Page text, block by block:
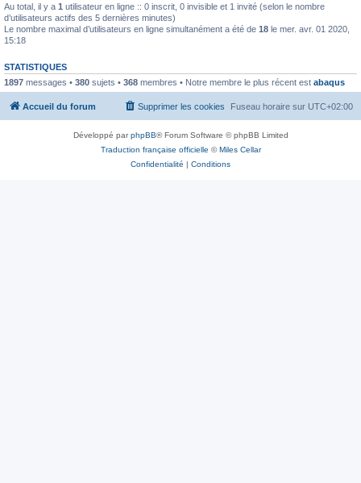
Au total, il y a 1 utilisateur en ligne :: 0 inscrit, 0 invisible et 1 invité (selon le nombre
d’utilisateurs actifs des 5 dernières minutes)
Le nombre maximal d’utilisateurs en ligne simultanément a été de 18 le mer. avr. 01 2020,
15:18
STATISTIQUES
1897 messages • 380 sujets • 368 membres • Notre membre le plus récent est abaqus
Accueil du forum Fuseau horaire sur UTC+02:00
Supprimer les cookies
Développé parphpBB® Forum Software © phpBB Limited
Traduction française officielle ©Miles Cellar
Confidentialité | Conditions